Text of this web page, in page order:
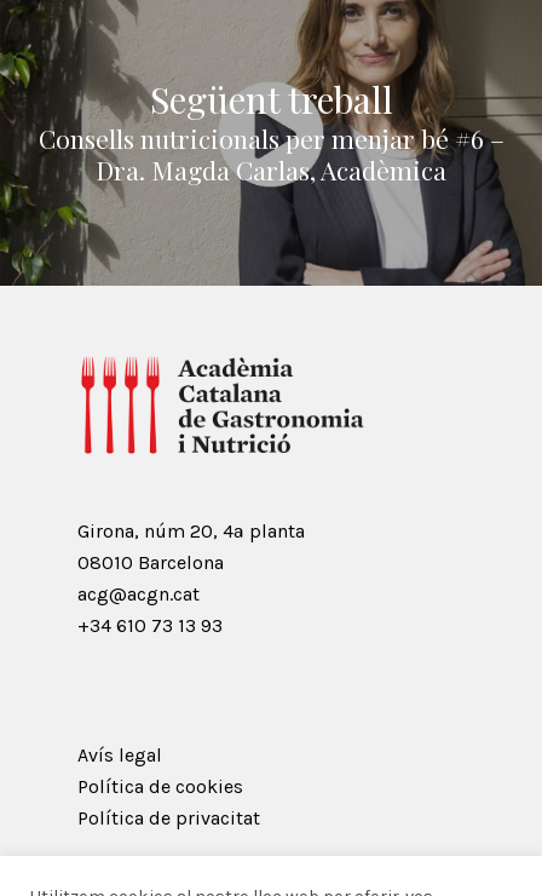
Següent treball
Consells nutricionals per menjar bé #6 –
Dra. Magda Carlas, Acadèmica
Girona, núm 20, 4ª planta
08010 Barcelona
acg@acgn.cat
+34 610 73 13 93
Avís legal
Política de cookies
Política de privacitat